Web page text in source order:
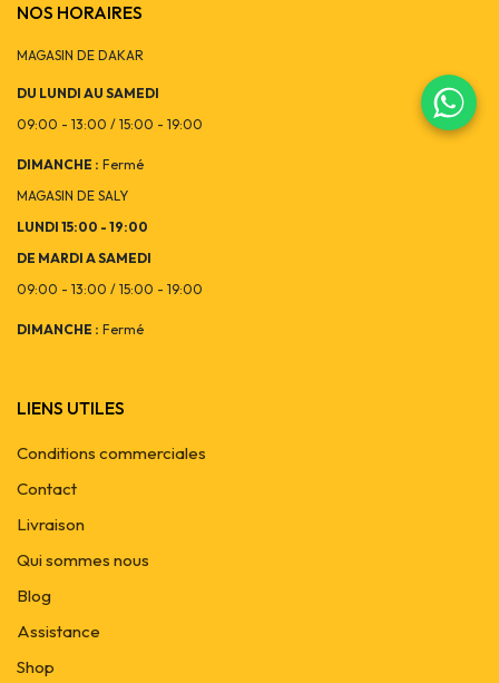
NOS HORAIRES
MAGASIN DE DAKAR
DU LUNDI AU SAMEDI
09:00 - 13:00 / 15:00 - 19:00
DIMANCHE : Fermé
MAGASIN DE SALY
LUNDI 15:00 - 19:00
DE MARDI A SAMEDI
09:00 - 13:00 / 15:00 - 19:00
DIMANCHE : Fermé
LIENS UTILES
Conditions commerciales
Contact
Livraison
Qui sommes nous
Blog
Assistance
Shop